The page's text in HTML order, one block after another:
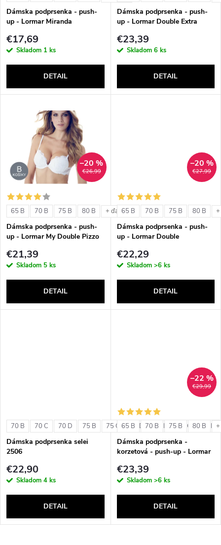
p
r
d
t
o
v
p
r
o
d
t
o
v
Dámska podprsenka - push-
up - Lormar Miranda
€17,69
Skladom 1 ks
DETAIL
Dámska podprsenka - push-
up - Lormar Double Extra
€23,39
Skladom 6 ks
DETAIL
€26,99
–20 %
65 B 70 B 75 B 80 B + ďalšie
Dámska podprsenka - push-
up - Lormar My Double Pizzo
€21,39
Skladom 5 ks
DETAIL
€27,99
–20 %
65 B 70 B 75 B 80 B
Dámska podprsenka - push-
up - Lormar Double
€22,29
Skladom >6 ks
DETAIL
70 B 70 C 70 D 75 B 75 C 75 D 80 B 80 C 80 D
Dámska podprsenka selei
2506
€22,90
Skladom 4 ks
DETAIL
€29,99
–22 %
65 B 70 B 75 B 80 B
Dámska podprsenka -
korzetová - push-up - Lormar
€23,39
Skladom >6 ks
DETAIL